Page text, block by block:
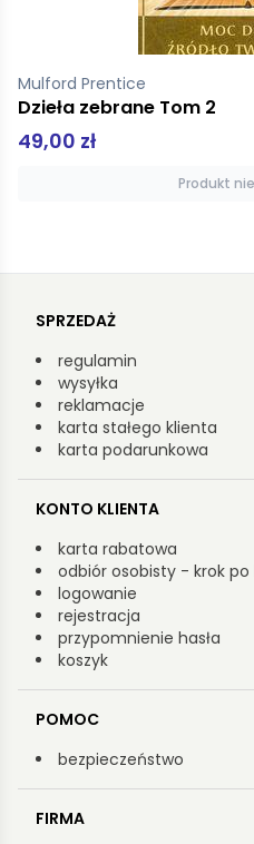
Mextorf Olaf
van Gogh
54,90 zł
Produkt
SPRZEDAŻ
regulamin
wysyłka
reklamacje
karta stałego klienta
karta podarunkowa
KONTO KLIENTA
karta rabatowa
odbiór osobisty - krok po
logowanie
rejestracja
przypomnienie hasła
koszyk
POMOC
bezpieczeństwo
FIRMA